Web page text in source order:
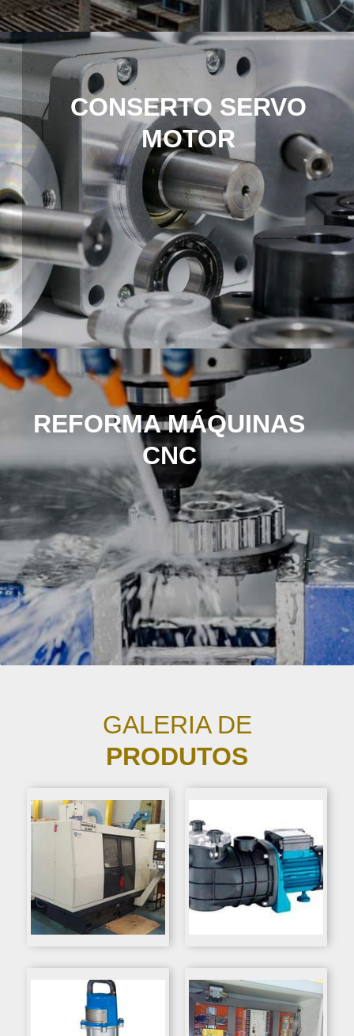
CONSERTO SERVO
MOTOR
Saiba Mais
REFORMA MÁQUINAS
CNC
Saiba Mais
GALERIA DE
PRODUTOS